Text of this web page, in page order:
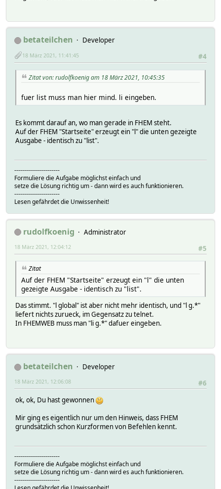
betateilchen
Developer
#4
18 März 2021, 11:41:45
Zitat von: rudolfkoenig am 18 März 2021, 10:45:35
fuer list muss man hier mind. li eingeben.
Es kommt darauf an, wo man gerade in FHEM steht.
Auf der FHEM "Startseite" erzeugt ein "l" die unten gezeigte
Ausgabe - identisch zu "list".
-----------------------
Formuliere die Aufgabe möglichst einfach und
setze die Lösung richtig um - dann wird es auch funktionieren.
-----------------------
Lesen gefährdet die Unwissenheit!
rudolfkoenig
Administrator
#5
18 März 2021, 12:04:12
Zitat
Auf der FHEM "Startseite" erzeugt ein "l" die unten
gezeigte Ausgabe - identisch zu "list".
Das stimmt. "l global" ist aber nicht mehr identisch, und "l g.*"
liefert nichts zurueck, im Gegensatz zu telnet.
In FHEMWEB muss man "li g.*" dafuer eingeben.
betateilchen
Developer
#6
18 März 2021, 12:06:08
ok, ok, Du hast gewonnen
Mir ging es eigentlich nur um den Hinweis, dass FHEM
grundsätzlich schon Kurzformen von Befehlen kennt.
-----------------------
Formuliere die Aufgabe möglichst einfach und
setze die Lösung richtig um - dann wird es auch funktionieren.
-----------------------